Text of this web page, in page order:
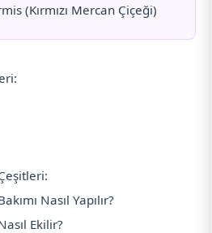
(Kırmızı Mercan Çiçeği)
Nasıl Yapılır?
Ekilir?